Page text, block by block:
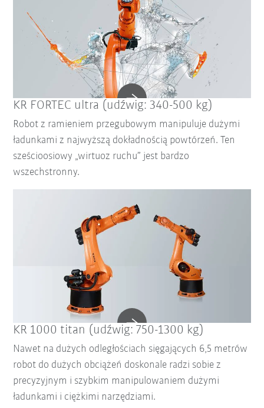
KR FORTEC ultra (udźwig: 340-500 kg)
Robot z ramieniem przegubowym manipuluje dużymi
ładunkami z najwyższą dokładnością powtórzeń. Ten
sześcioosiowy „wirtuoz ruchu” jest bardzo
wszechstronny.
KR 1000 titan (udźwig: 750-1300 kg)
Nawet na dużych odległościach sięgających 6,5 metrów
robot do dużych obciążeń doskonale radzi sobie z
precyzyjnym i szybkim manipulowaniem dużymi
ładunkami i ciężkimi narzędziami.